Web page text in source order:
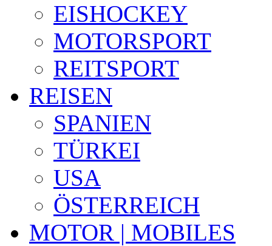
EISHOCKEY
MOTORSPORT
REITSPORT
REISEN
SPANIEN
TÜRKEI
USA
ÖSTERREICH
MOTOR | MOBILES